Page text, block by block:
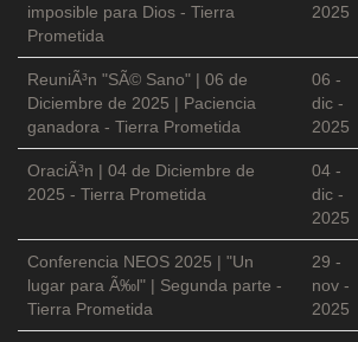
imposible para Dios - Tierra
Prometida
2025
ReuniÃ³n "SÃ© Sano" | 06 de
Diciembre de 2025 | Paciencia
ganadora - Tierra Prometida
06 -
dic -
2025
OraciÃ³n | 04 de Diciembre de
2025 - Tierra Prometida
04 -
dic -
2025
Conferencia NEOS 2025 | "Un
lugar para Ã‰l" | Segunda parte -
Tierra Prometida
29 -
nov -
2025